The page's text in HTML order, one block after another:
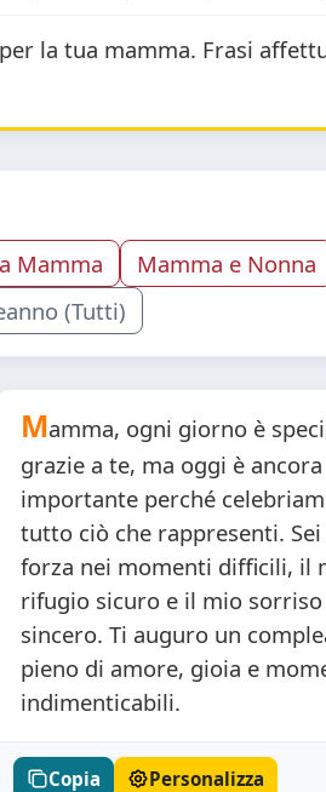
la tua mamma. Frasi
Mamma Mamma e Nonna
(Tutti)
Mamma, ogni giorno è
grazie a te, ma oggi è
importante perché
tutto ciò che rappresenti.
forza nei momenti difficili, il
rifugio sicuro e il mio
sincero. Ti auguro un
pieno di amore, gioia e
indimenticabili.
Copia Personalizza